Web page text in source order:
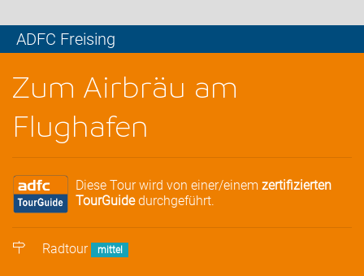
ADFC Freising
Zum Airbräu am
Flughafen
Diese Tour wird von einer/einem zertifizierten
TourGuidedurchgeführt.
Radtour mittel